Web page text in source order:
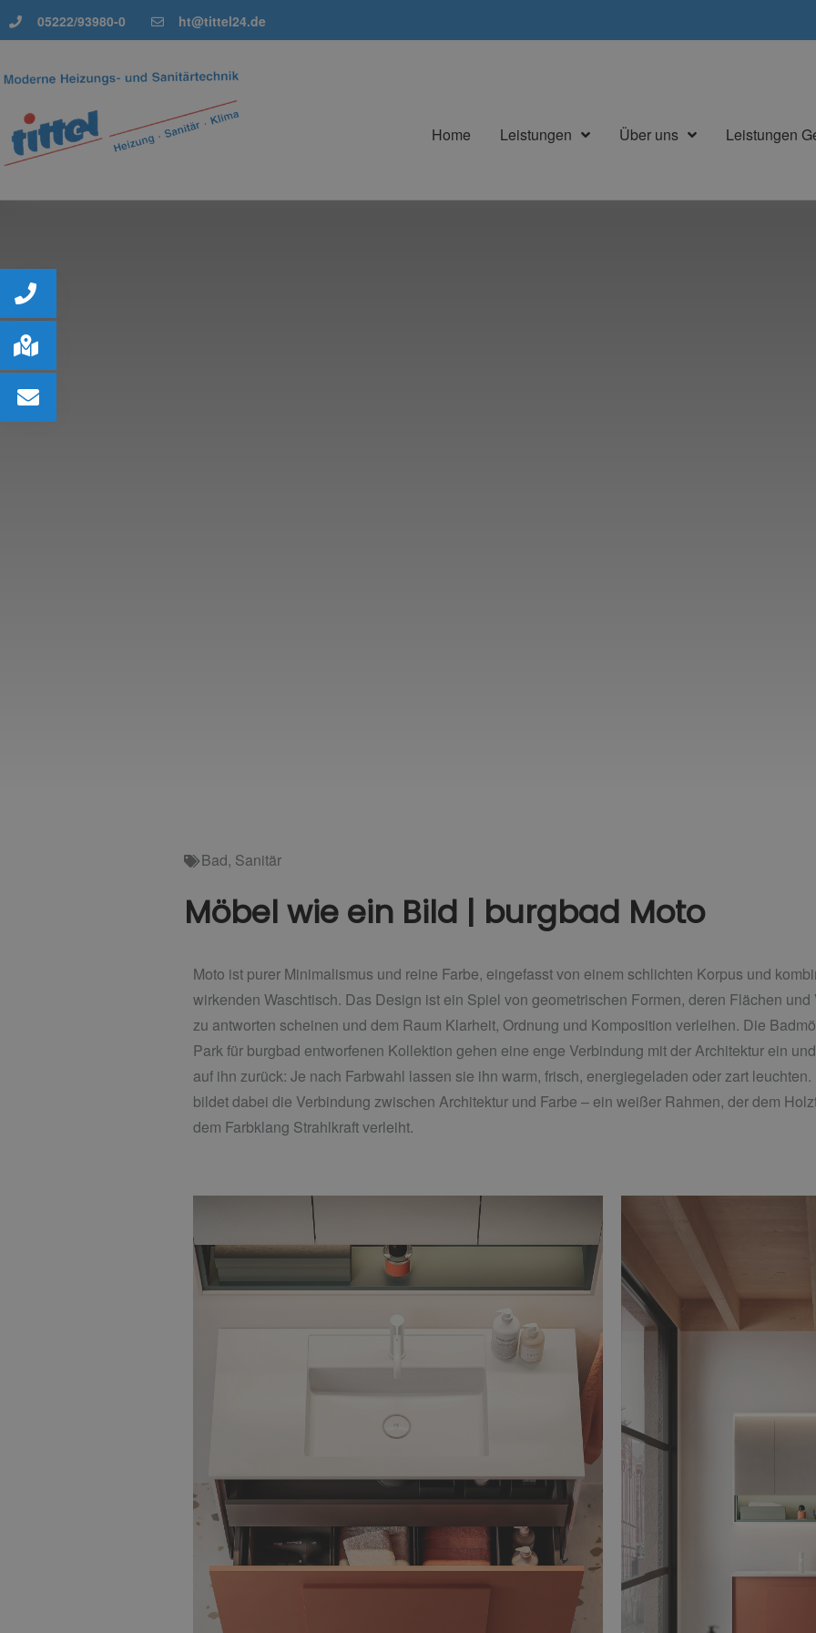
05222/93980-0 ht@tittel24.de
Home Leistungen Über uns Leistungen
Bad, Sanitär
Möbel wie ein Bild | burgbad Moto
Moto ist purer Minimalismus und reine Farbe, eingefasst von einem schlichten Korpus und
wirkenden Waschtisch. Das Design ist ein Spiel von geometrischen Formen, deren Flächen
zu antworten scheinen und dem Raum Klarheit, Ordnung und Komposition verleihen. Die
Park für burgbad entworfenen Kollektion gehen eine enge Verbindung mit der Architektur ein
auf ihn zurück: Je nach Farbwahl lassen sie ihn warm, frisch, energiegeladen oder zart
bildet dabei die Verbindung zwischen Architektur und Farbe – ein weißer Rahmen, der dem
dem Farbklang Strahlkraft verleiht.